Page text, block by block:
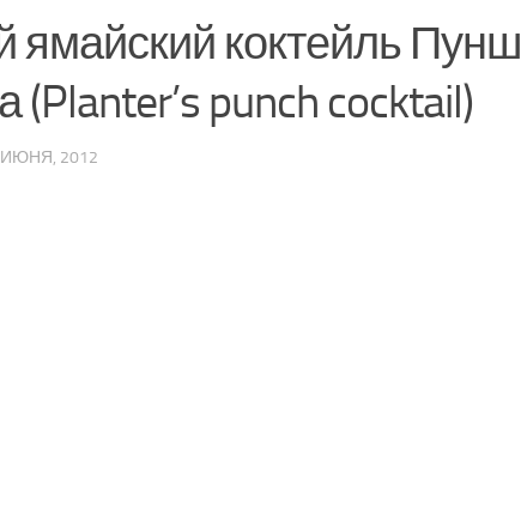
ямайский коктейль Пунш
(Planter’s punch cocktail)
ИЮНЯ, 2012